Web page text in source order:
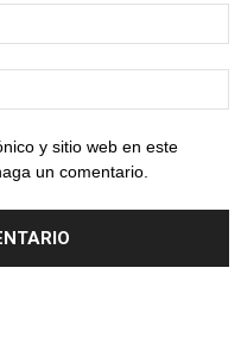
y sitio web en este
un comentario.